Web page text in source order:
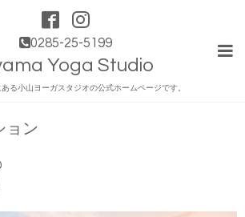
0285-25-5199
Yoga Studio
る小山ヨーガスタジオの公式ホームページです。
ョン